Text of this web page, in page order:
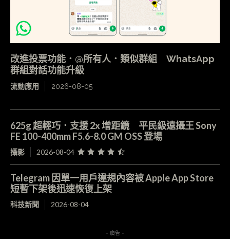
改進投票功能．@所有人．類似群組 WhatsApp
群組對話功能升級
流動應用 2026-08-05
625g 超輕巧．支援 2x 增距鏡 平民級遠攝王 Sony
FE 100-400mm F5.6-8.0 GM OSS 登場
攝影 2026-08-04
Telegram 因單一用戶違規內容被 Apple App Store
短暫下架後迅速恢復上架
科技新聞 2026-08-04
- 廣告 -